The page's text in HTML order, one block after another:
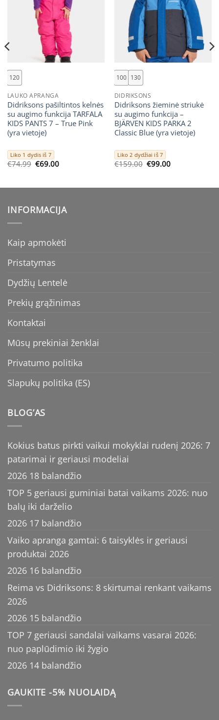
120
LAUKO APRANGA
Didriksons pašiltintos kelnės
su augimo funkcija TARFALA
KIDS PANTS 7 – True Pink
(yra vietoje)
Liko 1 dydis iš 7
€74.99 Original
€74.99.
€69.00Current
€69.00.
100 130
DIDRIKSONS
Didriksons žieminė striukė
su augimo funkcija –
BJÄRVEN KIDS PARKA 2
Classic Blue (yra vietoje)
Liko 2 dydžiai iš 7
€159.00 Original
€159.00.
€99.00Current
€99.00.
INFORMACIJA
Kaip apmokėti
Pristatymas
Dydžių Lentelė
Prekių grąžinimas
Kontaktai
Mūsų prekiniai ženklai
Privatumo politika
Slapukų politika (ES)
BLOG’AS
Kokius batus pirkti vaikui mokyklai rudenį 2026: 7
patarimai ir geriausi modeliai
2026 18 balandžio
TOP 5 geriausi guminiai batai vaikams 2026: nuo
balų iki darželio
2026 17 balandžio
Vaiko apranga gamtai: 6 taisyklės ir geriausi
produktai 2026
2026 16 balandžio
Reima vs Didriksons: 8 skirtumai renkant vaikams
2026
2026 15 balandžio
TOP 7 geriausi sandalai vaikams vasarai 2026:
nuo paplūdimio iki žygio
2026 14 balandžio
GAUKITE -5% NUOLAIDĄ